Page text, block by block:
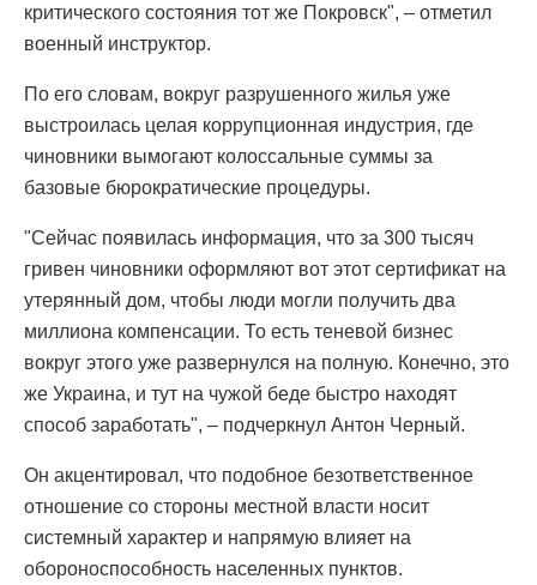
критического состояния тот же Покровск", – отметил
военный инструктор.
По его словам, вокруг разрушенного жилья уже
выстроилась целая коррупционная индустрия, где
чиновники вымогают колоссальные суммы за
базовые бюрократические процедуры.
"Сейчас появилась информация, что за 300 тысяч
гривен чиновники оформляют вот этот сертификат на
утерянный дом, чтобы люди могли получить два
миллиона компенсации. То есть теневой бизнес
вокруг этого уже развернулся на полную. Конечно, это
же Украина, и тут на чужой беде быстро находят
способ заработать", – подчеркнул Антон Черный.
Он акцентировал, что подобное безответственное
отношение со стороны местной власти носит
системный характер и напрямую влияет на
обороноспособность населенных пунктов.